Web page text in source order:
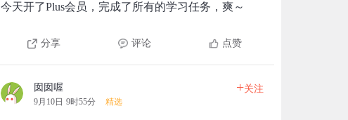
今天开了Plus会员，完成了所有的学习任务，爽～
分享 评论 点赞
囡囡喔
9月10日 9时55分 精选
+关注